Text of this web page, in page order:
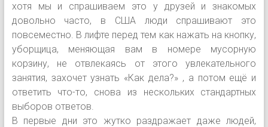
хотя мы и спрашиваем это у друзей и знакомых
довольно часто, в США люди спрашивают это
повсеместно. В лифте перед тем как нажать на кнопку,
уборщица, меняющая вам в номере мусорную
корзину, не отвлекаясь от этого увлекательного
занятия, захочет узнать «Как дела?» , а потом ещё и
ответить что-то, снова из нескольких стандартных
выборов ответов.
В первые дни это жутко раздражает даже людей,